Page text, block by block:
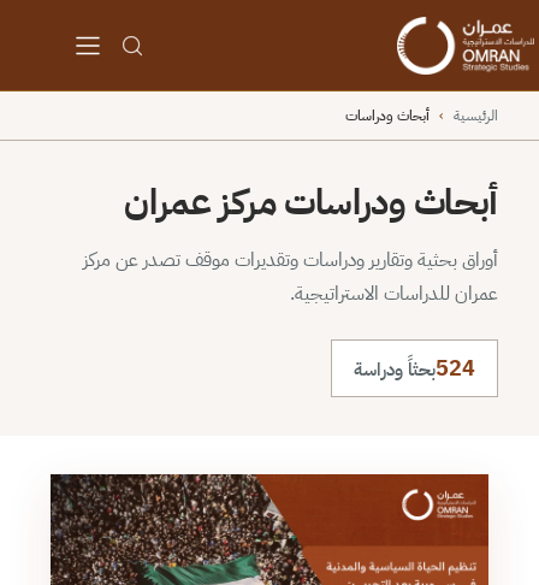
الرئيسية › أبحاث ودراسات
أبحاث ودراسات مركز عمران
أوراق بحثية وتقارير ودراسات وتقديرات موقف تصدر عن مركز
عمران للدراسات الاستراتيجية.
524بحثاً ودراسة